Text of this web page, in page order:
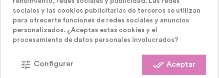
Precio
29,99 €
sociales y las cookies publicitarias de terceros se utilizan
para ofrecerte funciones de redes sociales y anuncios
personalizados. ¿Aceptas estas cookies y el
procesamiento de datos personales involucrados?
done_all Aceptar
tune Configurar